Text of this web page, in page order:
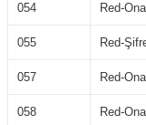
054 Red-
055 Red-
057 Red-
058 Red-